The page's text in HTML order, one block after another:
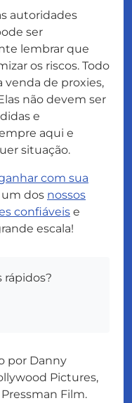
autoridades
ser
lembrar que
os riscos. Todo
venda de proxies,
não devem ser
e
aqui e
situação.
com sua
um dos nossos
confiáveis e
escala!
rápidos?
por Danny
Pictures,
Film.